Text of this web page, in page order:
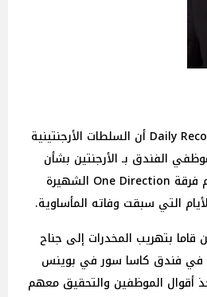
وقد أفادت تقارير موقع Daily Recors أن السلطات الأرجنتينية
الفندق بـ الأرجنتين بشأن
مزاعم بتزويد ليام باين نجم فرقة One Direction الشهيرة
التي سبقت وفاته المأساوية.
قاما بتهريب المخدرات إلى جناح
في فندق كاسا سور في بوينس
أقوال الموظفين والتحقيق معهم